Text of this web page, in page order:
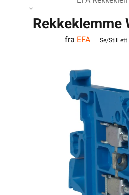
Rekkeklemme
VO
fra EFA Se/Still